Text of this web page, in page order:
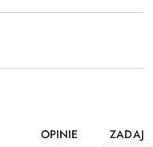
OPINIE
ZADAJ